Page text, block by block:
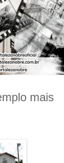
mais